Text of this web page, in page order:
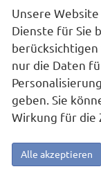
Skoda
sofort lieferbar
Fahrzeugnr.26210
KraftstoffDiesel
Leistung110 kW
34.490,– €
incl. 19% MwSt.
Unsere
Dienste für Sie
nur die Daten
geben. Sie
Wirkung für die
Alle akzeptieren